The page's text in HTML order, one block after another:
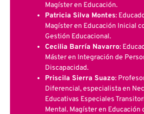
Magíster en Educación.
Patricia Silva Montes:
Magíster en Educación Inicial
Gestión Educacional.
Cecilia Barría Navarro:
Máster en Integración de
Discapacidad.
Priscila Sierra Suazo:
Diferencial, especialista en
Educativas Especiales
Mental. Magíster en Educación